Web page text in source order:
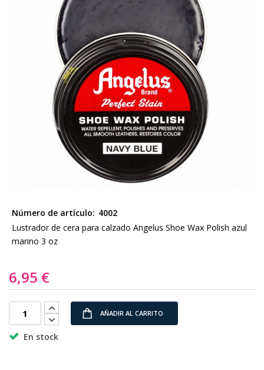
al
comienzo
de
imágenes
Número de artículo: 4002
Lustrador de cera para calzado Angelus Shoe Wax Polish azul
marino 3 oz
6,95 €
AÑADIR AL CARRITO
En stock